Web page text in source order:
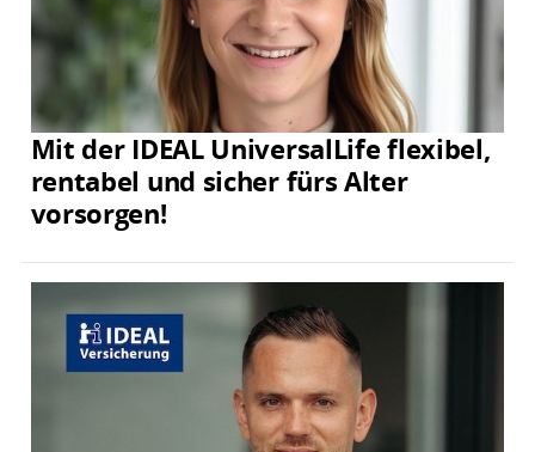
Mit der IDEAL UniversalLife flexibel,
rentabel und sicher fürs Alter
vorsorgen!